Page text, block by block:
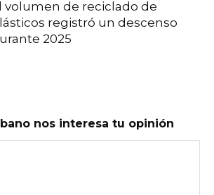
volumen de reciclado de
registró un descenso
2025
nos interesa tu opinión